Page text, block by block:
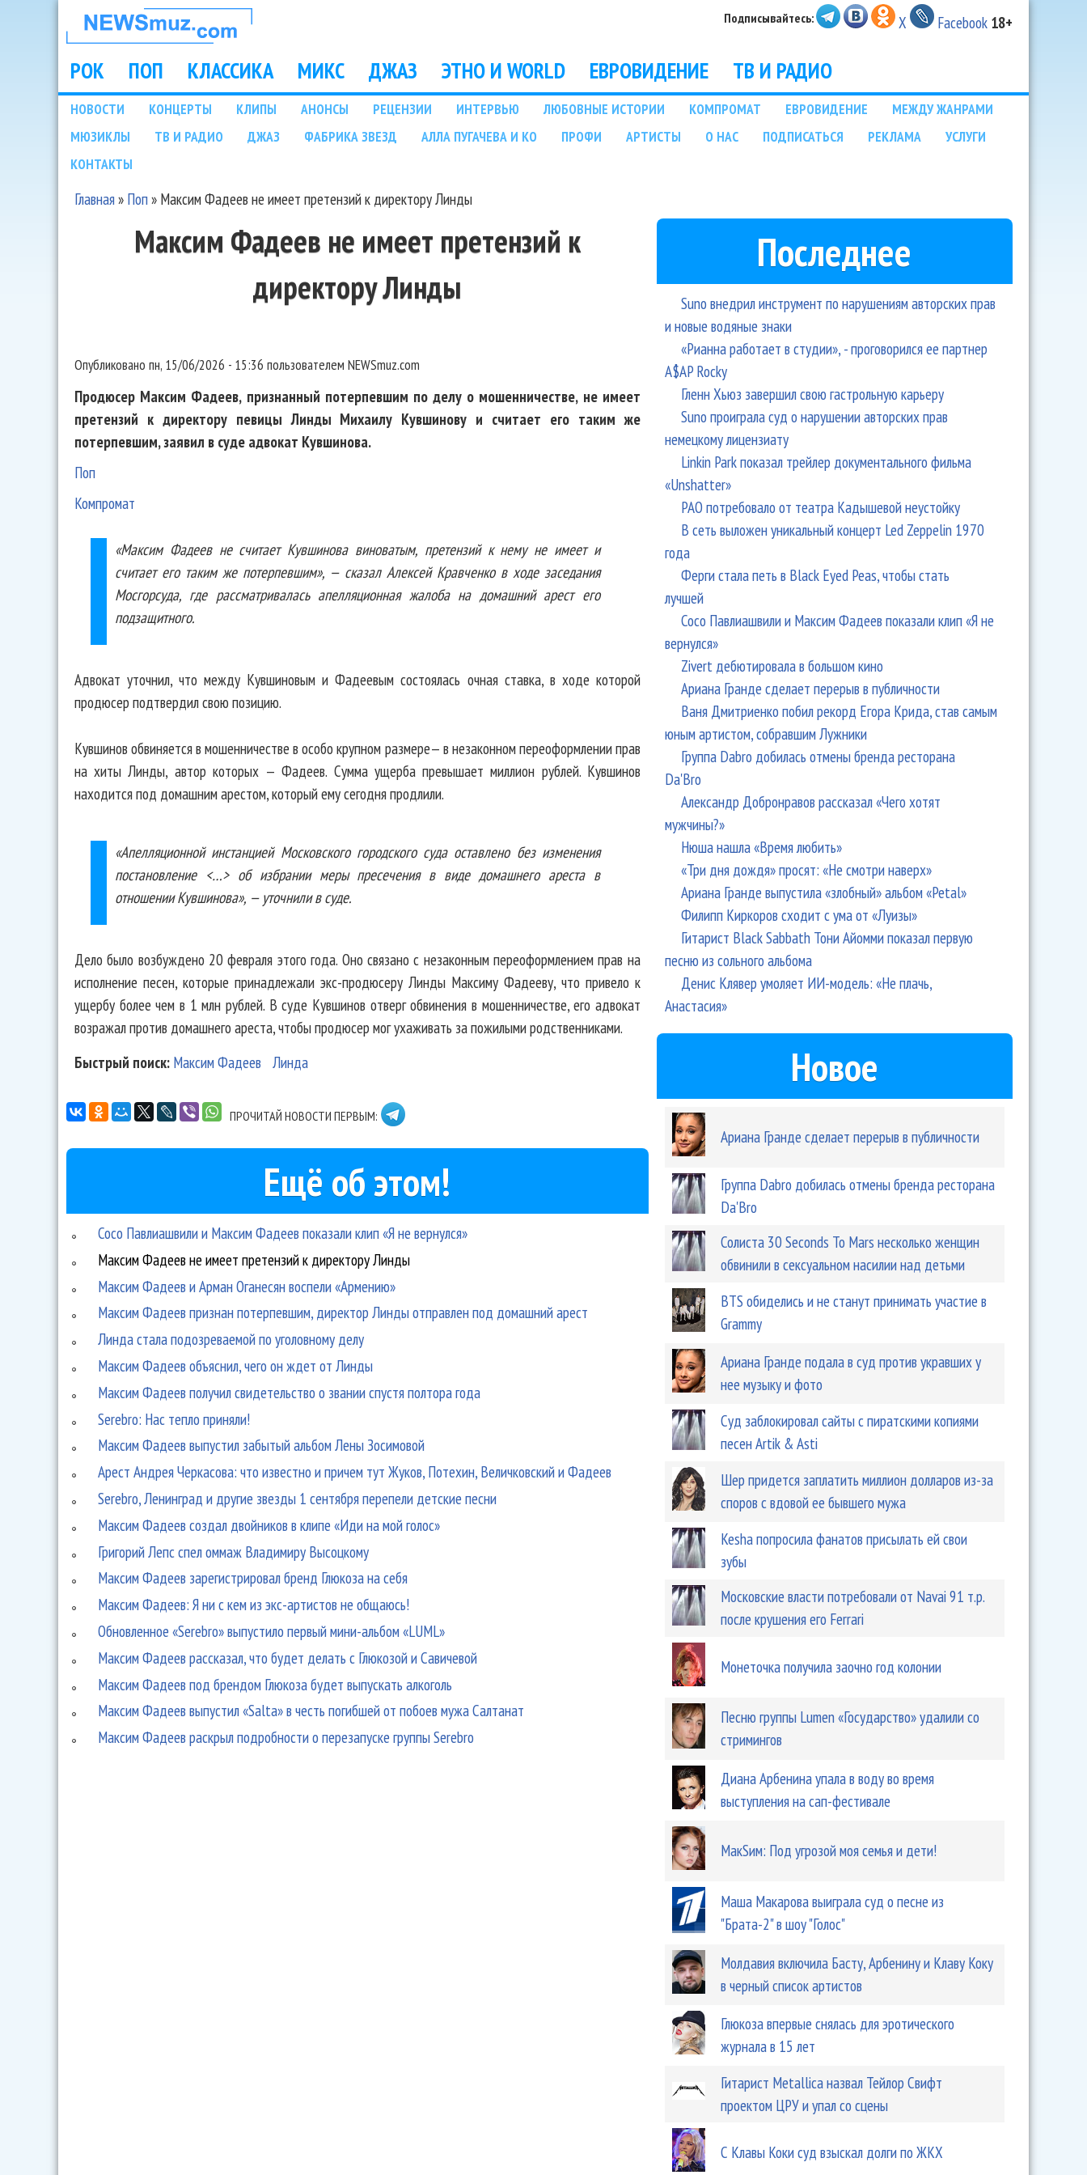
НОВОСТИ
МУЗЫКИ И
ШОУ БИЗНЕСА
NEWSMUZ.COM
Подписывайтесь: X Facebook 18+
Main menu
РОК ПОП КЛАССИКА МИКС ДЖАЗ ЭТНО И WORLD ЕВРОВИДЕНИЕ ТВ И РАДИО
Подразделы
НОВОСТИ КОНЦЕРТЫ КЛИПЫ АНОНСЫ РЕЦЕНЗИИ ИНТЕРВЬЮ ЛЮБОВНЫЕ ИСТОРИИ КОМПРОМАТ ЕВРОВИДЕНИЕ
МЕЖДУ ЖАНРАМИ
МЮЗИКЛЫ
ТВ И РАДИО ДЖАЗ ФАБРИКА ЗВЕЗД АЛЛА ПУГАЧЕВА И КО ПРОФИ АРТИСТЫ О НАС ПОДПИСАТЬСЯ РЕКЛАМА
УСЛУГИ
КОНТАКТЫ
Главная» Поп» Максим Фадеев не имеет претензий к директору Линды
Максим Фадеев не имеет претензий к
директору Линды
Опубликовано пн, 15/06/2026 - 15:36 пользователем NEWSmuz.com
Продюсер Максим Фадеев, признанный потерпевшим по делу о мошенничестве, не имеет
претензий к директору певицы Линды Михаилу Кувшинову и считает его таким же
потерпевшим, заявил в суде адвокат Кувшинова.
Поп
Компромат
«Максим Фадеев не считает Кувшинова виноватым, претензий к нему не имеет и
считает его таким же потерпевшим», — сказал Алексей Кравченко в ходе заседания
Мосгорсуда, где рассматривалась апелляционная жалоба на домашний арест его
подзащитного.
Адвокат уточнил, что между Кувшиновым и Фадеевым состоялась очная ставка, в ходе которой
продюсер подтвердил свою позицию.
Кувшинов обвиняется в мошенничестве в особо крупном размере— в незаконном переоформлении прав
на хиты Линды, автор которых — Фадеев. Сумма ущерба превышает миллион рублей. Кувшинов
находится под домашним арестом, который ему сегодня продлили.
«Апелляционной инстанцией Московского городского суда оставлено без изменения
постановление <…> об избрании меры пресечения в виде домашнего ареста в
отношении Кувшинова», — уточнили в суде.
Дело было возбуждено 20 февраля этого года. Оно связано с незаконным переоформлением прав на
исполнение песен, которые принадлежали экс-продюсеру Линды Максиму Фадееву, что привело к
ущербу более чем в 1 млн рублей. В суде Кувшинов отверг обвинения в мошенничестве, его адвокат
возражал против домашнего ареста, чтобы продюсер мог ухаживать за пожилыми родственниками.
Быстрый поиск: Максим Фадеев Линда
ПРОЧИТАЙ НОВОСТИ ПЕРВЫМ:
Ещё об этом!
Сосо Павлиашвили и Максим Фадеев показали клип «Я не вернулся»
Максим Фадеев не имеет претензий к директору Линды
Максим Фадеев и Арман Оганесян воспели «Армению»
Максим Фадеев признан потерпевшим, директор Линды отправлен под домашний арест
Линда стала подозреваемой по уголовному делу
Максим Фадеев объяснил, чего он ждет от Линды
Максим Фадеев получил свидетельство о звании спустя полтора года
Serebro: Нас тепло приняли!
Максим Фадеев выпустил забытый альбом Лены Зосимовой
Арест Андрея Черкасова: что известно и причем тут Жуков, Потехин, Величковский и Фадеев
Serebro, Ленинград и другие звезды 1 сентября перепели детские песни
Максим Фадеев создал двойников в клипе «Иди на мой голос»
Григорий Лепс спел оммаж Владимиру Высоцкому
Максим Фадеев зарегистрировал бренд Глюкоза на себя
Максим Фадеев: Я ни с кем из экс-артистов не общаюсь!
Обновленное «Serebro» выпустило первый мини-альбом «LUML»
Максим Фадеев рассказал, что будет делать с Глюкозой и Савичевой
Максим Фадеев под брендом Глюкоза будет выпускать алкоголь
Максим Фадеев выпустил «Salta» в честь погибшей от побоев мужа Салтанат
Максим Фадеев раскрыл подробности о перезапуске группы Serebro
Последнее
Suno внедрил инструмент по нарушениям авторских прав
и новые водяные знаки
«Рианна работает в студии», - проговорился ее партнер
A$AP Rocky
Гленн Хьюз завершил свою гастрольную карьеру
Suno проиграла суд о нарушении авторских прав
немецкому лицензиату
Linkin Park показал трейлер документального фильма
«Unshatter»
РАО потребовало от театра Кадышевой неустойку
В сеть выложен уникальный концерт Led Zeppelin 1970
года
Ферги стала петь в Black Eyed Peas, чтобы стать
лучшей
Сосо Павлиашвили и Максим Фадеев показали клип «Я не
вернулся»
Zivert дебютировала в большом кино
Ариана Гранде сделает перерыв в публичности
Ваня Дмитриенко побил рекорд Егора Крида, став самым
юным артистом, собравшим Лужники
Группа Dabro добилась отмены бренда ресторана
Da'Bro
Александр Добронравов рассказал «Чего хотят
мужчины?»
Нюша нашла «Время любить»
«Три дня дождя» просят: «Не смотри наверх»
Ариана Гранде выпустила «злобный» альбом «Petal»
Филипп Киркоров сходит с ума от «Луизы»
Гитарист Black Sabbath Тони Айомми показал первую
песню из сольного альбома
Денис Клявер умоляет ИИ-модель: «Не плачь,
Анастасия»
Новое
Ариана Гранде сделает перерыв в публичности
Группа Dabro добилась отмены бренда ресторана
Da'Bro
Солиста 30 Seconds To Mars несколько женщин
обвинили в сексуальном насилии над детьми
BTS обиделись и не станут принимать участие в
Grammy
Ариана Гранде подала в суд против укравших у
нее музыку и фото
Суд заблокировал сайты с пиратскими копиями
песен Artik & Asti
Шер придется заплатить миллион долларов из-за
споров с вдовой ее бывшего мужа
Kesha попросила фанатов присылать ей свои
зубы
Московские власти потребовали от Navai 91 т.р.
после крушения его Ferrari
Монеточка получила заочно год колонии
Песню группы Lumen «Государство» удалили со
стримингов
Диана Арбенина упала в воду во время
выступления на сап-фестивале
МакSим: Под угрозой моя семья и дети!
Маша Макарова выиграла суд о песне из
"Брата-2" в шоу "Голос"
Молдавия включила Басту, Арбенину и Клаву Коку
в черный список артистов
Глюкоза впервые снялась для эротического
журнала в 15 лет
Гитарист Metallica назвал Тейлор Свифт
проектом ЦРУ и упал со сцены
С Клавы Коки суд взыскал долги по ЖКХ